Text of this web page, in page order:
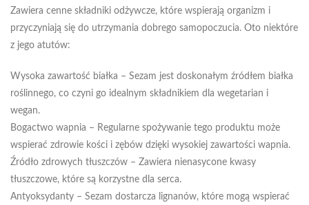
Zawiera cenne składniki odżywcze, które wspierają organizm i
przyczyniają się do utrzymania dobrego samopoczucia. Oto niektóre
z jego atutów:
Wysoka zawartość białka – Sezam jest doskonałym źródłem białka
roślinnego, co czyni go idealnym składnikiem dla wegetarian i
wegan.
Bogactwo wapnia – Regularne spożywanie tego produktu może
wspierać zdrowie kości i zębów dzięki wysokiej zawartości wapnia.
Źródło zdrowych tłuszczów – Zawiera nienasycone kwasy
tłuszczowe, które są korzystne dla serca.
Antyoksydanty – Sezam dostarcza lignanów, które mogą wspierać